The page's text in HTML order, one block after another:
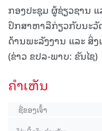
ກອງປະຊຸມ ຜູ້ຊ່ຽວຊານ
ປຶກສາຫາລືກ່ຽວກັບນະ
ດ້ານພະລັງງານ ແລະ ສິ່
(ຂ່າວ ຂປລ-ພາບ: ຂັນໄຊ)
ຄໍາເຫັນ